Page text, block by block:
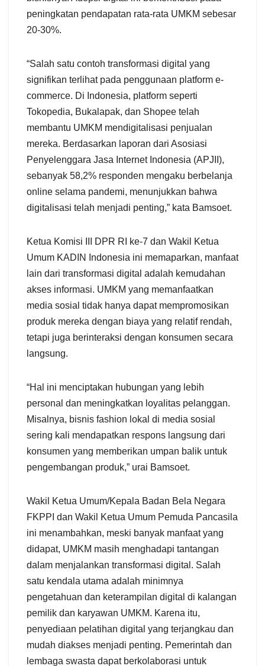
peningkatan pendapatan rata-rata UMKM sebesar
20-30%.
“Salah satu contoh transformasi digital yang
signifikan terlihat pada penggunaan platform e-
commerce. Di Indonesia, platform seperti
Tokopedia, Bukalapak, dan Shopee telah
membantu UMKM mendigitalisasi penjualan
mereka. Berdasarkan laporan dari Asosiasi
Penyelenggara Jasa Internet Indonesia (APJII),
sebanyak 58,2% responden mengaku berbelanja
online selama pandemi, menunjukkan bahwa
digitalisasi telah menjadi penting,” kata Bamsoet.
Ketua Komisi III DPR RI ke-7 dan Wakil Ketua
Umum KADIN Indonesia ini memaparkan, manfaat
lain dari transformasi digital adalah kemudahan
akses informasi. UMKM yang memanfaatkan
media sosial tidak hanya dapat mempromosikan
produk mereka dengan biaya yang relatif rendah,
tetapi juga berinteraksi dengan konsumen secara
langsung.
“Hal ini menciptakan hubungan yang lebih
personal dan meningkatkan loyalitas pelanggan.
Misalnya, bisnis fashion lokal di media sosial
sering kali mendapatkan respons langsung dari
konsumen yang memberikan umpan balik untuk
pengembangan produk,” urai Bamsoet.
Wakil Ketua Umum/Kepala Badan Bela Negara
FKPPI dan Wakil Ketua Umum Pemuda Pancasila
ini menambahkan, meski banyak manfaat yang
didapat, UMKM masih menghadapi tantangan
dalam menjalankan transformasi digital. Salah
satu kendala utama adalah minimnya
pengetahuan dan keterampilan digital di kalangan
pemilik dan karyawan UMKM. Karena itu,
penyediaan pelatihan digital yang terjangkau dan
mudah diakses menjadi penting. Pemerintah dan
lembaga swasta dapat berkolaborasi untuk